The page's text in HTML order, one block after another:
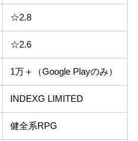
☆2.8
☆2.6
1万＋（Google Playのみ）
INDEXG LIMITED
健全系RPG